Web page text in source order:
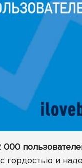
000
гордостью и